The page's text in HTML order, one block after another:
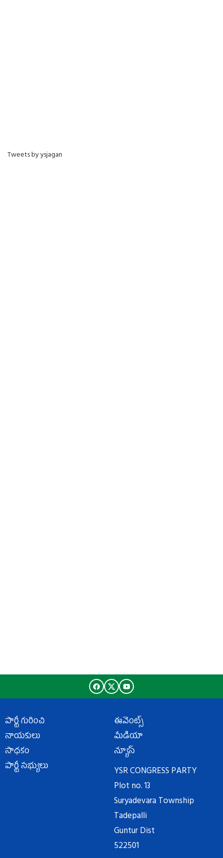
Tweets by ysjagan
పార్టీ గురించి
నాయకులు
సాధకం
పార్టీ సభ్యులు
ఈవెంట్స్
మీడియా
న్యూస్
YSR CONGRESS PARTY
Plot no. 13
Suryadevara Township
Tadepalli
Guntur Dist
522501